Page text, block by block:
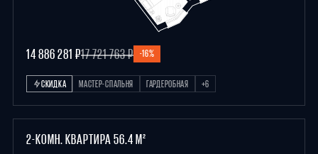
14 886 281 ₽17 721 763 ₽ -16%
СКИДКА МАСТЕР-СПАЛЬНЯ ГАРДЕРОБНАЯ +6
2-КОМН. КВАРТИРА 56.4 М²